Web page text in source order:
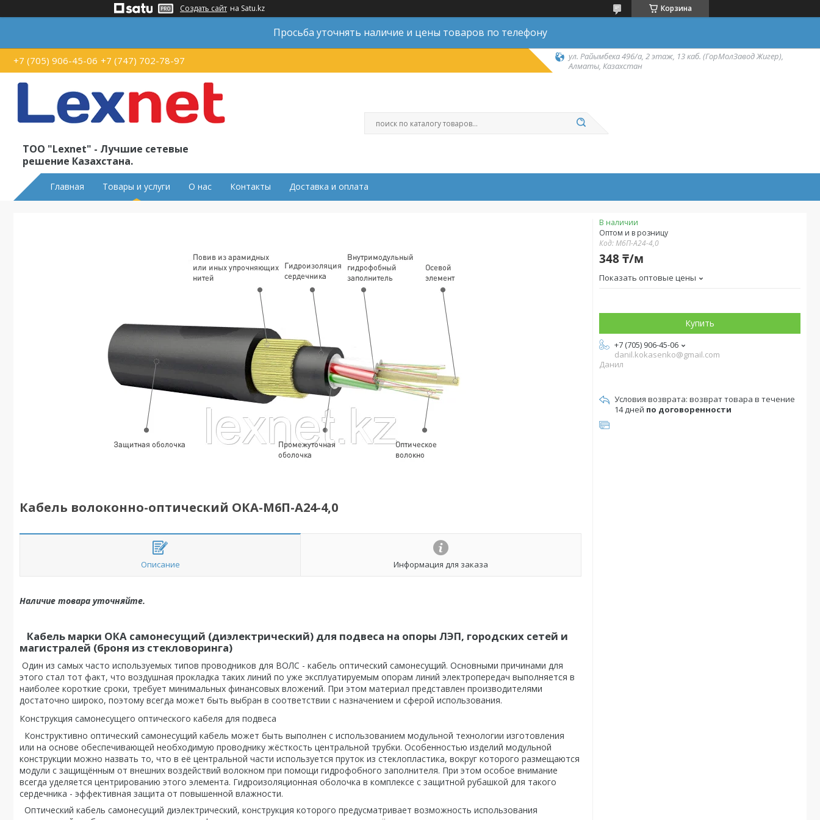
Создать сайт на Satu.kz Корзина
Просьба уточнять наличие и цены товаров по телефону
+7 (705) 906-45-06 +7 (747) 702-78-97
ул. Райымбека 496/а, 2 этаж, 13 каб. (ГорМолЗавод Жигер),
Алматы, Казахстан
ТОО "Lexnet" - Лучшие сетевые
решение Казахстана.
Главная Товары и услуги О нас Контакты Доставка и оплата
Кабель волоконно-оптический ОКА-М6П-А24-4,0
Описание Информация для заказа
Наличие товара уточняйте.
Кабель марки ОКА самонесущий (диэлектрический) для подвеса на опоры ЛЭП, городских сетей и
магистралей (броня из стекловоринга)
Один из самых часто используемых типов проводников для ВОЛС - кабель оптический самонесущий. Основными причинами для
этого стал тот факт, что воздушная прокладка таких линий по уже эксплуатируемым опорам линий электропередач выполняется в
наиболее короткие сроки, требует минимальных финансовых вложений. При этом материал представлен производителями
достаточно широко, поэтому всегда может быть выбран в соответствии с назначением и сферой использования.
Конструкция самонесущего оптического кабеля для подвеса
Конструктивно оптический самонесущий кабель может быть выполнен с использованием модульной технологии изготовления
или на основе обеспечивающей необходимую проводнику жёсткость центральной трубки. Особенностью изделий модульной
конструкции можно назвать то, что в её центральной части используется пруток из стеклопластика, вокруг которого размещаются
модули с защищённым от внешних воздействий волокном при помощи гидрофобного заполнителя. При этом особое внимание
всегда уделяется центрированию этого элемента. Гидроизоляционная оболочка в комплексе с защитной рубашкой для такого
сердечника - эффективная защита от повышенной влажности.
Оптический кабель самонесущий диэлектрический, конструкция которого предусматривает возможность использования
В наличии
Оптом и в розницу
Код:М6П-А24-4,0
348 ₸/м
Показать оптовые цены
Купить
+7 (705) 906-45-06
danil.kokasenko@gmail.com
Данил
возврат товара в течение
14 дней по договоренности